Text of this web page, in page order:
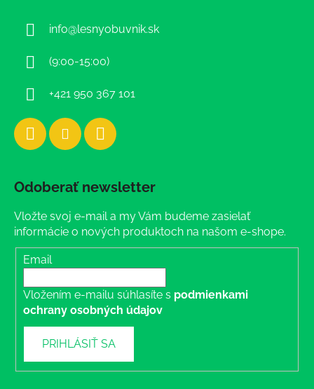
info@lesnyobuvnik.sk
(9:00-15:00)
+421 950 367 101
Odoberať newsletter
Vložte svoj e-mail a my Vám budeme zasielať
informácie o nových produktoch na našom e-shope.
Email
Vložením e-mailu súhlasíte s podmienkami
ochrany osobných údajov
PRIHLÁSIŤ SA